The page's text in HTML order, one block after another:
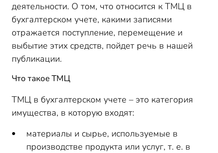
деятельности. О том, что относится к ТМЦ в
бухгалтерском учете, какими записями
отражается поступление, перемещение и
выбытие этих средств, пойдет речь в нашей
публикации.
Что такое ТМЦ
ТМЦ в бухгалтерском учете – это категория
имущества, в которую входят:
материалы и сырье, используемые в
производстве продукта или услуг, т. е. в